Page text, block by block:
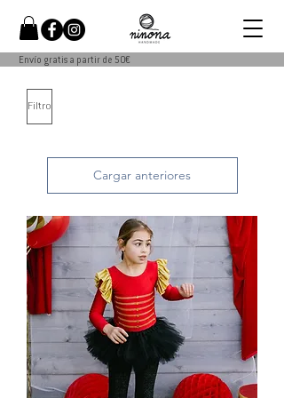
Envío gratis a partir de 50€
Filtro
Cargar anteriores